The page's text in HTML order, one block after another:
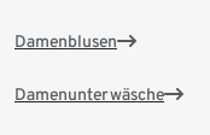
Damenblusen
Damenunterwäsche